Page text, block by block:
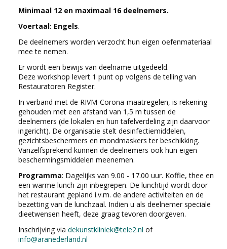
Minimaal 12 en maximaal 16 deelnemers.
Voertaal: Engels.
De deelnemers worden verzocht hun eigen oefenmateriaal
mee te nemen.
Er wordt een bewijs van deelname uitgedeeld.
Deze workshop levert 1 punt op volgens de telling van
Restauratoren Register.
In verband met de RIVM-Corona-maatregelen, is rekening
gehouden met een afstand van 1,5 m tussen de
deelnemers (de lokalen en hun tafelverdeling zijn daarvoor
ingericht). De organisatie stelt desinfectiemiddelen,
gezichtsbeschermers en mondmaskers ter beschikking.
Vanzelfsprekend kunnen de deelnemers ook hun eigen
beschermingsmiddelen meenemen.
Programma: Dagelijks van 9.00 - 17.00 uur. Koffie, thee en
een warme lunch zijn inbegrepen. De lunchtijd wordt door
het restaurant gepland i.v.m. de andere activiteiten en de
bezetting van de lunchzaal. Indien u als deelnemer speciale
dieetwensen heeft, deze graag tevoren doorgeven.
Inschrijving via dekunstkliniek@tele2.nl of
info@aranederland.nl